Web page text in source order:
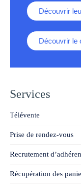
Découvrir
Découvrir le
Services
Télévente
Prise de rendez-vous
Recrutement
Récupération des